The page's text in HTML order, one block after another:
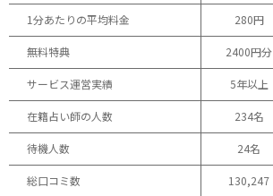
1分あたりの平均料金 280円
無料特典 2400円分
サービス運営実績 5年以上
在籍占い師の人数 234名
待機人数 24名
総口コミ数 130,247